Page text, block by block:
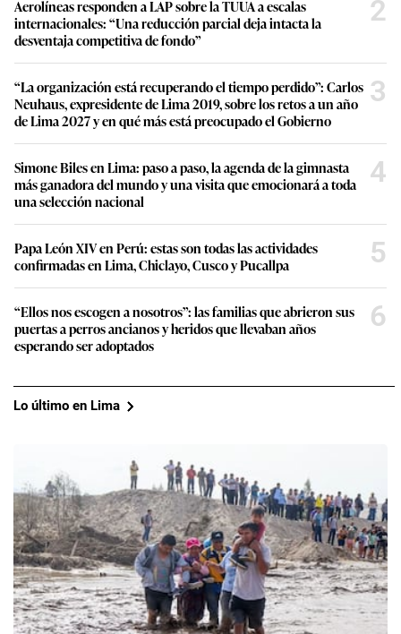
Aerolíneas responden a LAP sobre la TUUA a escalas
internacionales: “Una reducción parcial deja intacta la
desventaja competitiva de fondo”
2
“La organización está recuperando el tiempo perdido”: Carlos
Neuhaus, expresidente de Lima 2019, sobre los retos a un año
de Lima 2027 y en qué más está preocupado el Gobierno
3
Simone Biles en Lima: paso a paso, la agenda de la gimnasta
más ganadora del mundo y una visita que emocionará a toda
una selección nacional
4
Papa León XIV en Perú: estas son todas las actividades
confirmadas en Lima, Chiclayo, Cusco y Pucallpa
5
“Ellos nos escogen a nosotros”: las familias que abrieron sus
puertas a perros ancianos y heridos que llevaban años
esperando ser adoptados
6
Lo último en Lima